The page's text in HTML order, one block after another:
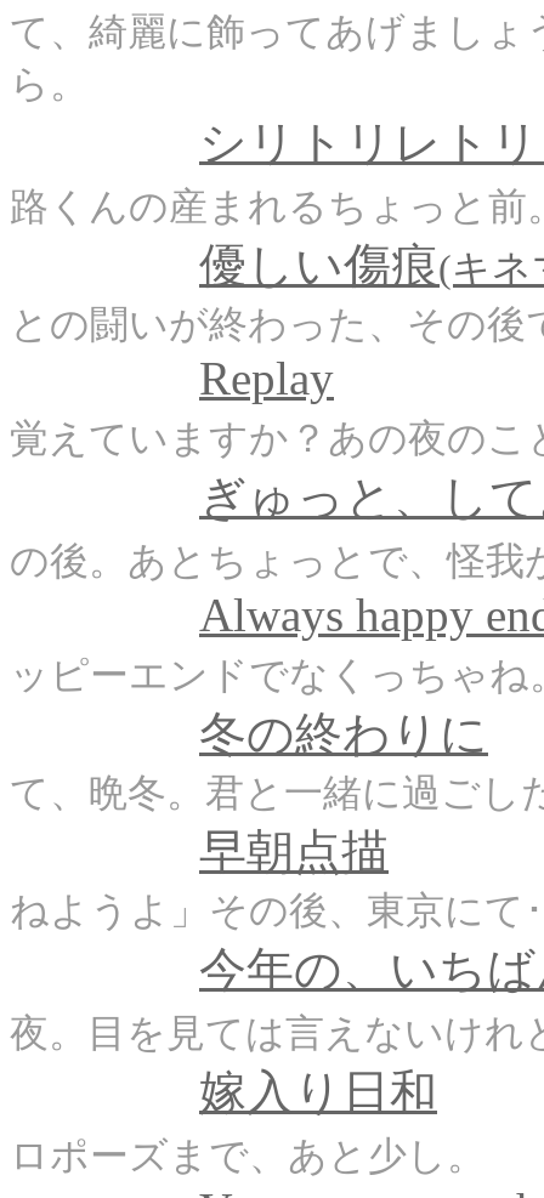
て、綺麗に飾ってあげまし
ら。
シリトリレト
路くんの産まれるちょっと
優しい傷痕(キネ
との闘いが終わった、その後
Replay
覚えていますか？あの夜のこ
ぎゅっと、し
の後。あとちょっとで、怪我
Always happy
ッピーエンドでなくっちゃ
冬の終わりに
て、晩冬。君と一緒に過ご
早朝点描
ねようよ」その後、東京にて
今年の、いち
夜。目を見ては言えないけれ
嫁入り日和
ロポーズまで、あと少し。